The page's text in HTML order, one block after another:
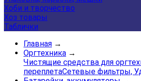
Хоби и творчество
Хоз товары
Таблички
Главная →
Оргтехника →
Чистящие средства для
переплетаСетевые фильтры,